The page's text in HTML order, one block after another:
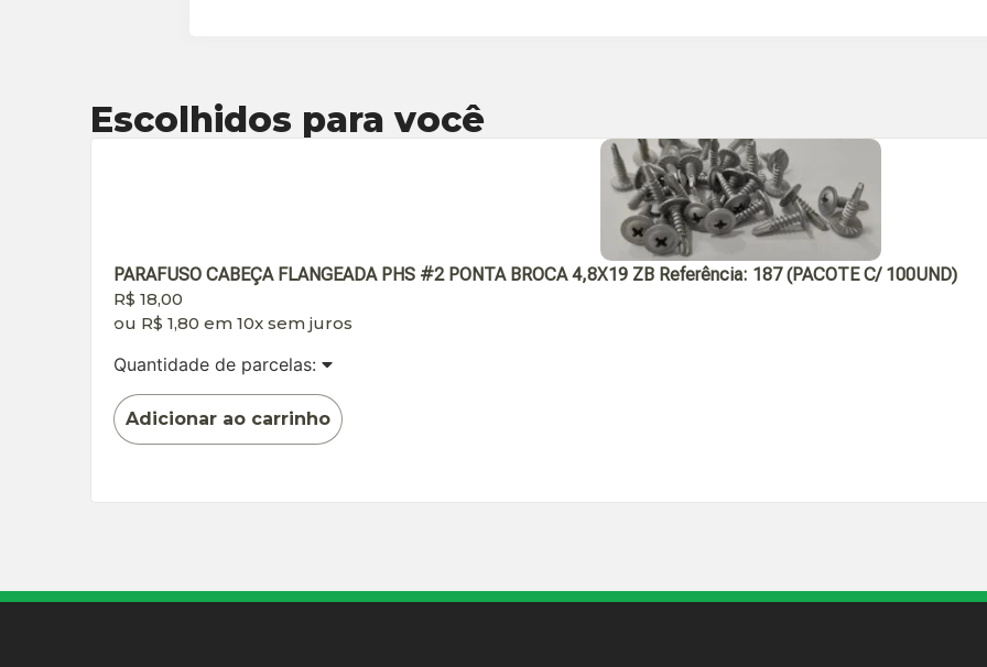
Escolhidos para você
PARAFUSO CABEÇA FLANGEADA PHS #2 PONTA BROCA 4,8X19 ZB Referência: 187 (PACOTE C/ 100UND)
R$ 18,00
ou R$ 1,80 em 10x sem juros
Quantidade de parcelas:
Adicionar ao carrinho